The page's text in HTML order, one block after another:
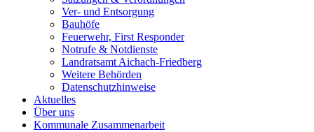
Ver- und Entsorgung
Bauhöfe
Feuerwehr, First Responder
Notrufe & Notdienste
Landratsamt Aichach-Friedberg
Weitere Behörden
Datenschutzhinweise
Aktuelles
Über uns
Kommunale Zusammenarbeit